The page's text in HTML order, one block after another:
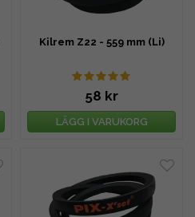
Kilrem Z22 - 559 mm (Li)
58 kr
LÄGG I VARUKORG